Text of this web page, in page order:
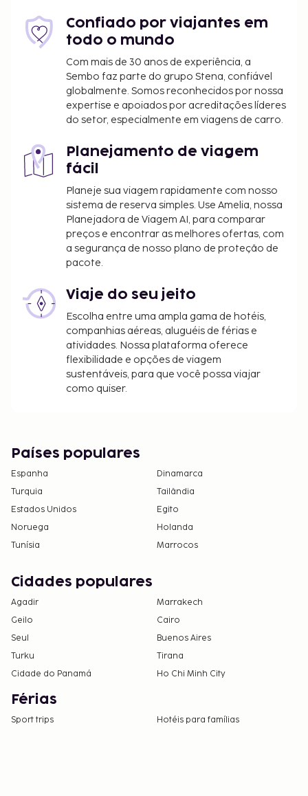
contíguos/comunicantes, sujeitos a
disponibilidade. Contacte diretamente o
alojamento através do número de telefone
incluído na confirmação de reserva.
Confiado por viajantes em
todo o mundo
Com mais de 30 anos de experiência, a
Sembo faz parte do grupo Stena, confiável
globalmente. Somos reconhecidos por nossa
expertise e apoiados por acreditações líderes
do setor, especialmente em viagens de carro.
Planejamento de viagem
fácil
Planeje sua viagem rapidamente com nosso
sistema de reserva simples. Use Amelia, nossa
Planejadora de Viagem AI, para comparar
preços e encontrar as melhores ofertas, com
a segurança de nosso plano de proteção de
pacote.
Viaje do seu jeito
Escolha entre uma ampla gama de hotéis,
companhias aéreas, aluguéis de férias e
atividades. Nossa plataforma oferece
flexibilidade e opções de viagem
sustentáveis, para que você possa viajar
como quiser.
Países populares
Espanha
Dinamarca
Turquia
Tailândia
Estados Unidos
Egito
Noruega
Holanda
Tunísia
Marrocos
Cidades populares
Agadir
Marrakech
Geilo
Cairo
Seul
Buenos Aires
Turku
Tirana
Cidade do Panamá
Ho Chi Minh City
Férias
Sport trips Hotéis para famílias